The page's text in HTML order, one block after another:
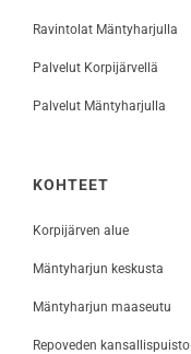
Ravintolat Mäntyharjulla
Palvelut Korpijärvellä
Palvelut Mäntyharjulla
KOHTEET
Korpijärven alue
Mäntyharjun keskusta
Mäntyharjun maaseutu
Repoveden kansallispuisto